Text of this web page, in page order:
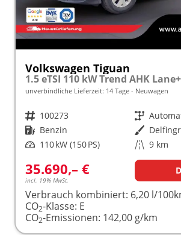
Volkswagen Tiguan
unverbindliche Lieferzeit: 14 Tage Neuwagen
Fahrzeugnr. 100273 Getriebe
Kraftstoff Benzin Außenfarbe
Leistung 110 kW (150 PS) Kilometerstand 9 km
35.690,– €
incl. 19% MwSt.
Verbrauch kombiniert: 6,20 l/
CO2-Klasse: E
CO2-Emissionen: 142,00 g/km